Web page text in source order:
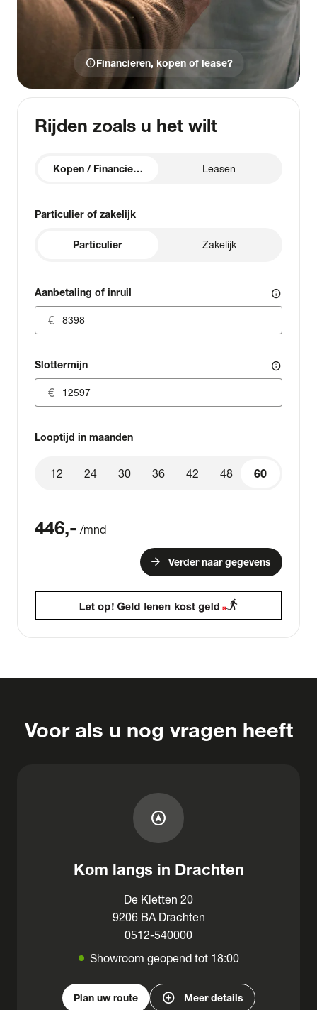
infoFinancieren, kopen of lease?
Rijden zoals u het wilt
Kopen / Financieren Leasen
Particulier of zakelijk
Particulier Zakelijk
Aanbetaling of inruil info
Slottermijn info
Looptijd in maanden
60
12 24 30 36 42 48 60
446,- /mnd
arrow_forward Verder naar gegevens
Voor als u nog vragen heeft
assistant_navigation
Kom langs in Drachten
De Kletten 20
9206 BA Drachten
0512-540000
Showroom geopend tot 18:00
Plan uw route add_circle Meer details